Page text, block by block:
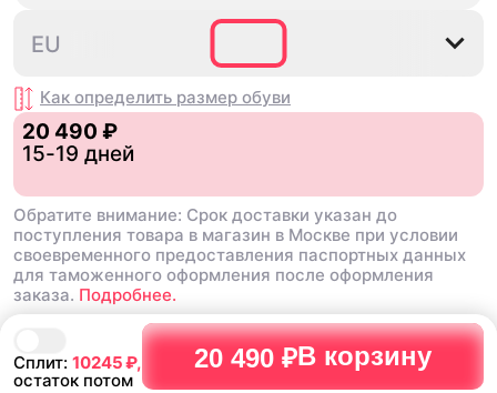
Сплит: 10245₽,
остаток потом
20 490 ₽В корзину
множество других более хороших
баскетбольных кроссовок
EU
Как определить размер обуви
20 490 ₽
15-19 дней
Обратите внимание: Срок доставки указан до
поступления товара в магазин в Москве при условии
своевременного предоставления паспортных данных
для таможенного оформления после оформления
заказа. Подробнее.